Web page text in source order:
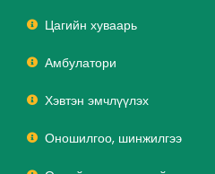
Цагийн хуваарь
Амбулатори
Хэвтэн эмчлүүлэх
Оношилгоо, шинжилгээ